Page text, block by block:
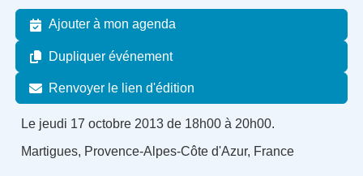
Ajouter à mon agenda
Dupliquer événement
Renvoyer le lien d'édition
Le jeudi 17 octobre 2013 de 18h00 à 20h00.
Martigues, Provence-Alpes-Côte d'Azur, France